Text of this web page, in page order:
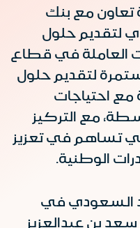
تعاون مع بنك
لتقديم حلول
العاملة في قطاع
لتقديم حلول
مع احتياجات
مع التركيز
تساهم في تعزيز
الوطنية.
السعودي في
بن عبدالعزيز